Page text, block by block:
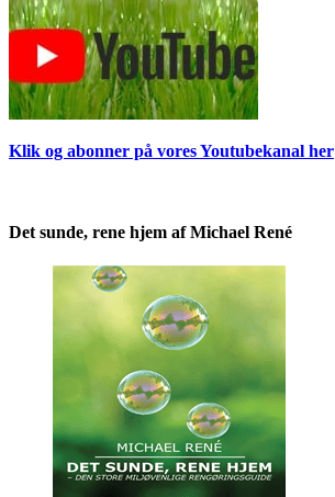
Klik og abonner på vores Youtubekanal her
Det sunde, rene hjem af Michael René